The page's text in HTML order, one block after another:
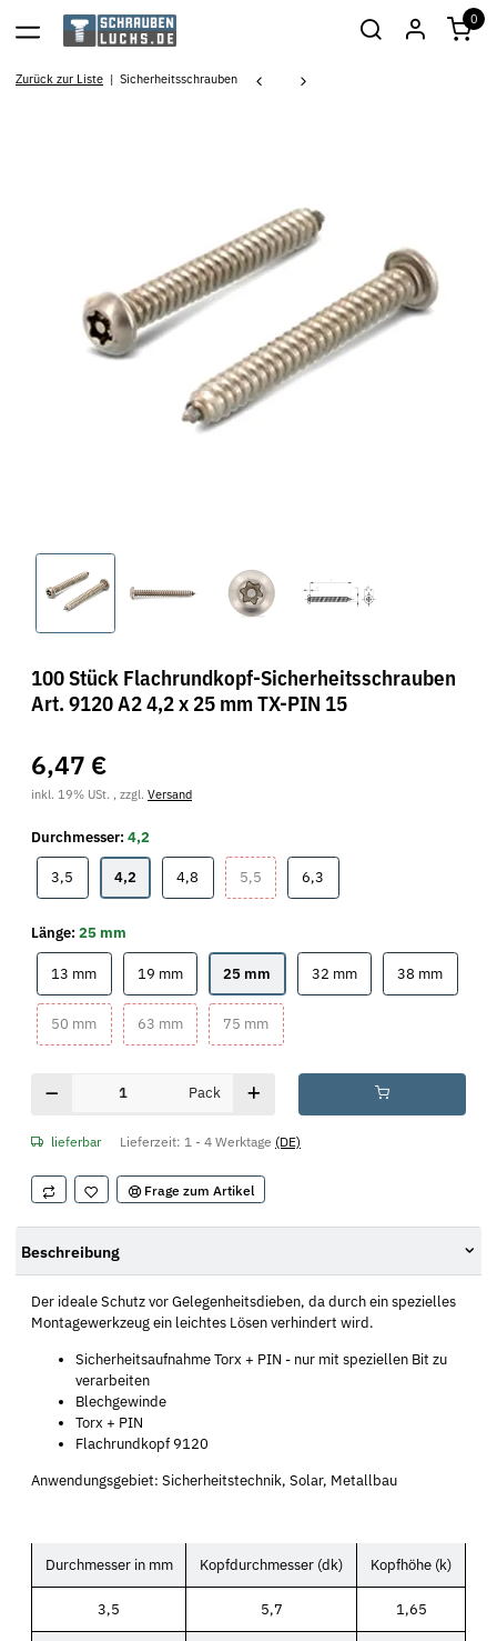
0
Zurück zur Liste Sicherheitsschrauben
100 Stück Flachrundkopf-Sicherheitsschrauben
Art. 9120 A2 4,2 x 25 mm TX-PIN 15
6,47 €
inkl. 19% USt. , zzgl. Versand
Durchmesser: 4,2
3,5 4,24,2 4,8 5,55,5 6,3
Länge: 25 mm
13 mm13 mm19 mm19 mm25 mm 25 mm32 mm32 mm38 mm38 mm
50 mm50 mm63 mm63 mm75 mm75 mm
Pack
lieferbar Lieferzeit: 1 - 4 Werktage (DE)
Frage zum Artikel
Beschreibung
Der ideale Schutz vor Gelegenheitsdieben, da durch ein spezielles
Montagewerkzeug ein leichtes Lösen verhindert wird.
Sicherheitsaufnahme Torx + PIN - nur mit speziellen Bit zu
verarbeiten
Blechgewinde
Torx + PIN
Flachrundkopf 9120
Anwendungsgebiet: Sicherheitstechnik, Solar, Metallbau
Durchmesser in mm Kopfdurchmesser (dk) Kopfhöhe (k)
3,5 5,7 1,65